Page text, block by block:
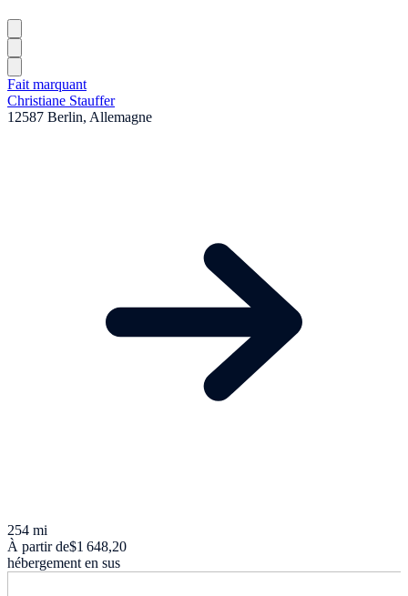
Fait marquant
Christiane Stauffer
12587 Berlin, Allemagne
254 mi
À partir de$1 648,20
hébergement en sus